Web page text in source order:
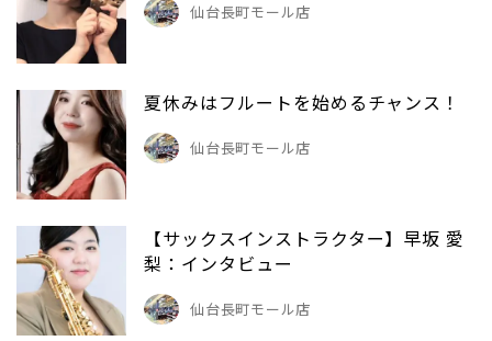
仙台長町モール店
夏休みはフルートを始めるチャンス！
仙台長町モール店
【サックスインストラクター】早坂 愛
梨：インタビュー
仙台長町モール店